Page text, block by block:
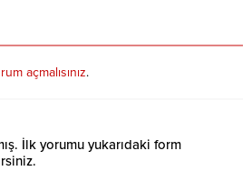
açmalısınız.
İlk yorumu yukarıdaki form